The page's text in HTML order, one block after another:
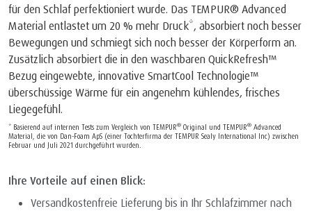
für den Schlaf perfektioniert wurde. Das TEMPUR® Advanced
Material entlastet um 20 % mehr Druck*, absorbiert noch besser
Bewegungen und schmiegt sich noch besser der Körperform an.
Zusätzlich absorbiert die in den waschbaren QuickRefresh™
Bezug eingewebte, innovative SmartCool Technologie™
überschüssige Wärme für ein angenehm kühlendes, frisches
Liegegefühl.
* Basierend auf internen Tests zum Vergleich von TEMPUR® Original und TEMPUR® Advanced
Material, die von Dan-Foam ApS (einer Tochterfirma der TEMPUR Sealy International Inc) zwischen
Februar und Juli 2021 durchgeführt wurden.
Ihre Vorteile auf einen Blick:
Versandkostenfreie Lieferung bis in Ihr Schlafzimmer nach